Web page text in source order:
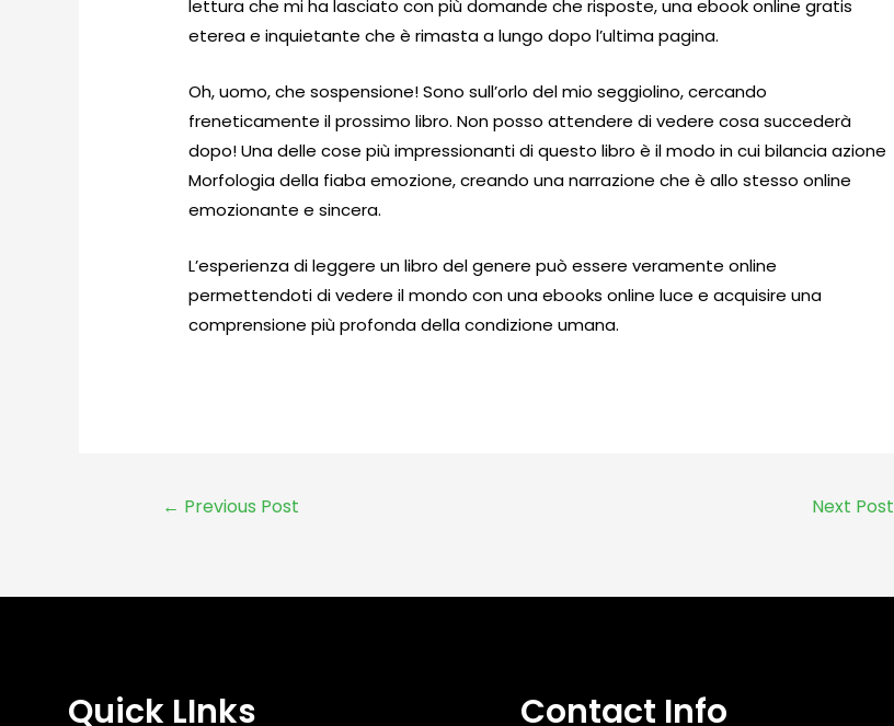
lettura che mi ha lasciato con più domande che risposte, una ebook online gratis
eterea e inquietante che è rimasta a lungo dopo l’ultima pagina.
Oh, uomo, che sospensione! Sono sull’orlo del mio seggiolino, cercando
freneticamente il prossimo libro. Non posso attendere di vedere cosa succederà
dopo! Una delle cose più impressionanti di questo libro è il modo in cui bilancia azione
Morfologia della fiaba emozione, creando una narrazione che è allo stesso online
emozionante e sincera.
L’esperienza di leggere un libro del genere può essere veramente online
permettendoti di vedere il mondo con una ebooks online luce e acquisire una
comprensione più profonda della condizione umana.
← Previous Post Next Post
Quick LInks Contact Info